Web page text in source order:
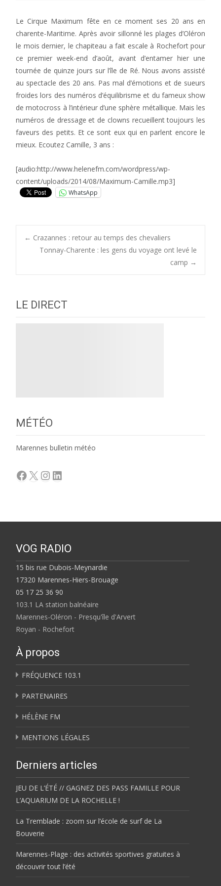
Le Cirque Maximum fête en ce moment ses 20 ans en
charente-Maritime. Après avoir sillonné les plages d’Oléron
le mois dernier, le chapiteau a fait escale à Rochefort pour
ce premier week-end d’août, avant d’entamer hier une
tournée de quinze jours sur l’île de Ré. Nous avons assisté
au spectacle des 20 ans. Pas mal d’émotions et de sueurs
froides lors des numéros d’équilibrisme et du fameux show
de motocross à l’intérieur d’une sphère métallique. Mais les
numéros de dressage et de clowns recueillent toujours les
faveurs des petits. Et ce sont eux qui en parlent encore le
mieux. Ecoutez Camille, 3 ans :
[audio:http://www.helenefm.com/wordpress/wp-
content/uploads/2014/08/Maximum-Camille.mp3]
WhatsApp
Post
navigation
← Crazannes : retour au temps des chevaliers
Tonnay-Charente : les gens du voyage ont levé le
camp →
LE DIRECT
MÉTÉO
Marennes bulletin météo
Facebook
X Instagram
LinkedIn
VOG RADIO
15 bis rue Dubois-Meynardie
17320 Marennes-Hiers-Brouage
05 17 25 36 90
103.1 LA station balnéaire
Marennes-Oléron - Presqu'île d'Arvert
Royan - Rochefort
À propos
FRÉQUENCE 103.1
PARTENAIRES
HÉLÈNE FM
MENTIONS LÉGALES
Derniers articles
JEU DE L’ÉTÉ // GAGNEZ DES PASS FAMILLE POUR
L’AQUARIUM DE LA ROCHELLE !
La Tremblade : zoom sur l’école de surf de La
Bouverie
Marennes-Plage : des activités sportives gratuites à
découvrir tout l’été